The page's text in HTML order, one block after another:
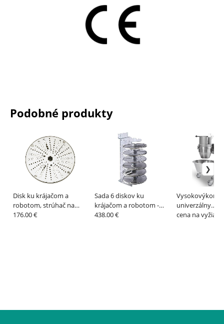
Podobné produkty
Disk ku krájačom a
robotom, strúhač na
zemiaky - ROBOTCOUPE
176.00 €
Sada 6 diskov ku
krájačom a robotom -
ROBOTCOUPE
438.00 €
Vysokovýkonný
univerzálny
cena na